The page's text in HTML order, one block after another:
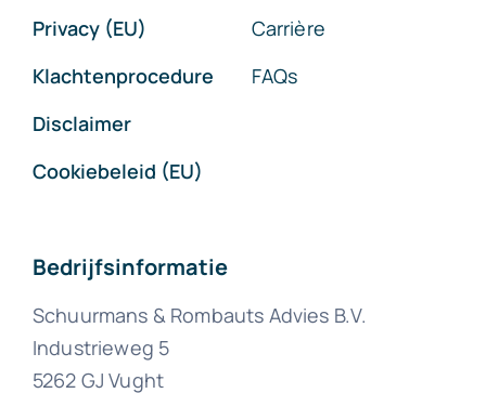
Privacy (EU)
Klachtenprocedure
Disclaimer
Cookiebeleid (EU)
Carrière
FAQs
Bedrijfsinformatie
Schuurmans & Rombauts Advies B.V.
Industrieweg 5
5262 GJ Vught